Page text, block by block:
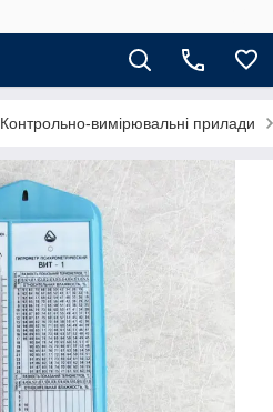
Контрольно-вимірювальні прилади